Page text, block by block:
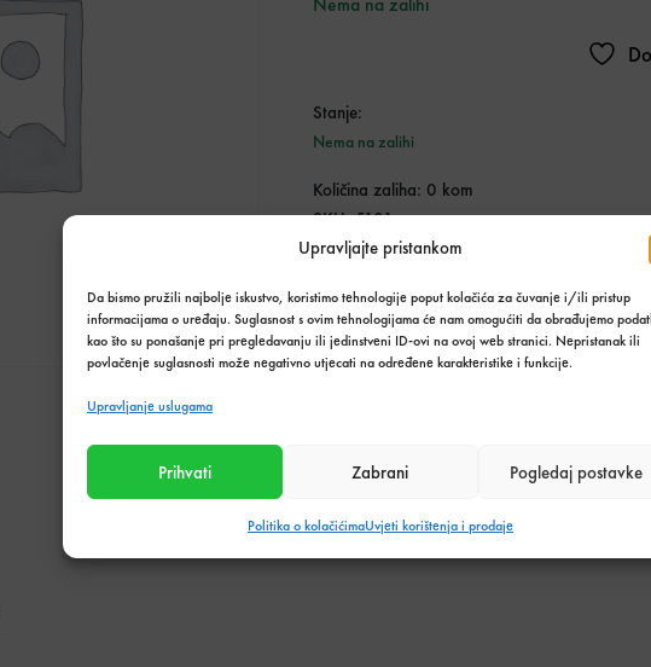
Upravljajte pristankom
Da bismo pružili najbolje iskustvo, koristimo tehnologije poput kolačića za čuvanje i/ili pristup
informacijama o uređaju. Suglasnost s ovim tehnologijama će nam omogućiti da obrađujemo
kao što su ponašanje pri pregledavanju ili jedinstveni ID-ovi na ovoj web stranici. Nepristanak ili
povlačenje suglasnosti može negativno utjecati na određene karakteristike i funkcije.
Upravljanje uslugama
Prihvati Zabrani Pogledaj postavke
Politika o kolačićimaUvjeti korištenja i prodaje
Nema na zalihi
Stanje:
Nema na zalihi
Količina zaliha: 0 kom
SKU:5101
Kategorija: Sifoni i tuš kanalice
Podijeli s prijateljima: